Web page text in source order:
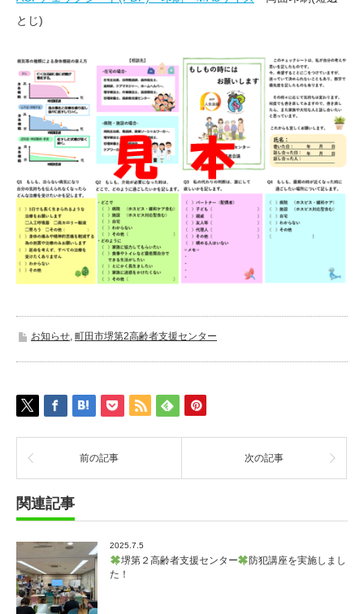
とじ)
お知らせ, 町田市堺第2高齢者支援センター
前の記事 次の記事
関連記事
2025.7.5
堺第２高齢者支援センター
防犯講座を実施しまし
た！